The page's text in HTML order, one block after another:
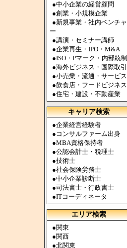
●中小企業の経営顧問
●創業・小規模企業
●新規事業・社内ベンチャ
ー
●講演・セミナー講師
●企業再生・IPO・M&A
●ISO・Pマーク・内部統制
●海外ビジネス・国際取引
●小売業・流通・サービス
●飲食店・フードビジネス
●住宅・建設・不動産業
キャリア検索
●企業経営経験者
● コンサルファーム出身
●MBA資格保持者
●公認会計士・税理士
●技術士
●社会保険労務士
●中小企業診断士
●司法書士・行政書士
●ITコーディネータ
エリア検索
●関東
●関西
●北関東